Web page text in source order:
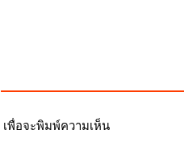
เพื่อจะพิมพ์ความเห็น